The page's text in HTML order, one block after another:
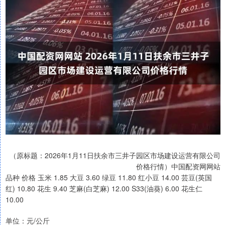
（原标题：2026年1月11日扶余市三井子园区市场建设运营有限公司
价格行情）中国配资网网站
品种 价格 玉米 1.85 大豆 3.60 绿豆 11.80 红小豆 14.00 芸豆(英国
红) 10.80 花生 9.40 芝麻(白芝麻) 12.00 S33(油葵) 6.00 花生仁
10.00
单位：元/公斤